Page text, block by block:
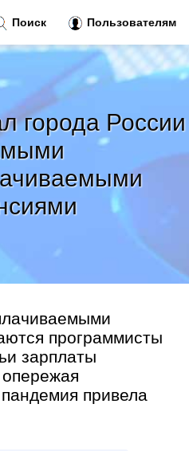
города России
программисты
зарплаты
привела
Поиск Пользователям